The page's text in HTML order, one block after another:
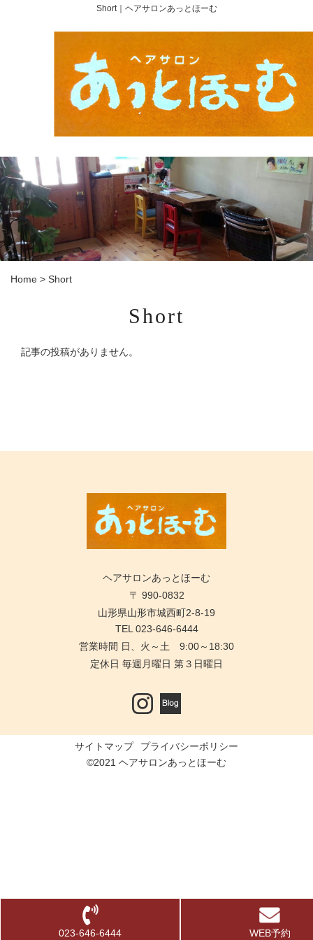
Short｜ヘアサロンあっとほーむ
Home > Short
Short
記事の投稿がありません。
ヘアサロンあっとほーむ
〒 990-0832
山形県山形市城西町2-8-19
TEL 023-646-6444
営業時間 日、火～土 9:00～18:30
定休日 毎週月曜日 第３日曜日
サイトマップ
プライバシーポリシー
©2021 ヘアサロンあっとほーむ
023-646-6444 WEB予約